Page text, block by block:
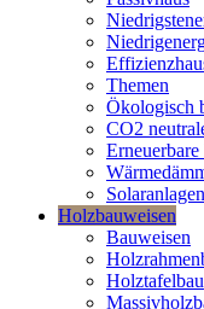
Themen
Ökologisch
CO2
Solaranlagen
Holzbauweisen
Bauweisen
Holztafelbau